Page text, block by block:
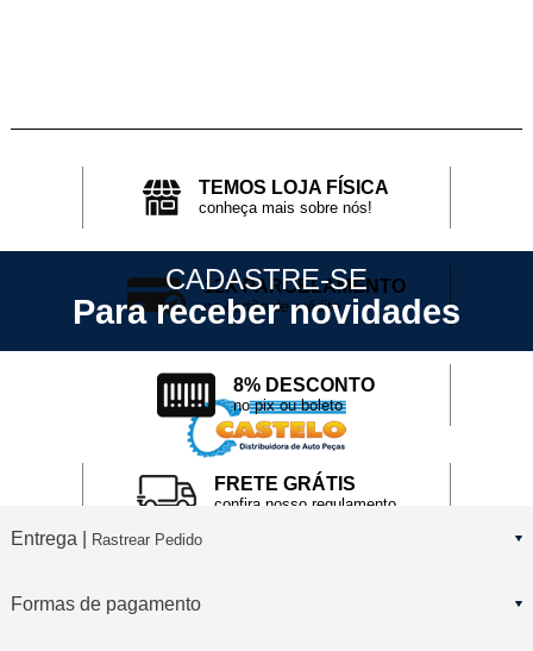
TEMOS LOJA FÍSICA
conheça mais sobre nós!
12X PARCELAMENTO
no cartão de crédito
8% DESCONTO
no pix ou boleto
FRETE GRÁTIS
confira nosso regulamento
CADASTRE-SE
Para receber novidades
Entrega | Rastrear Pedido
Formas de pagamento